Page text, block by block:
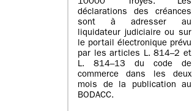
10000 Troyes. Les
déclarations des créances
sont à adresser au
liquidateur judiciaire ou sur
le portail électronique prévu
par les articles L. 814–2 et
L. 814–13 du code de
commerce dans les deux
mois de la publication au
BODACC.